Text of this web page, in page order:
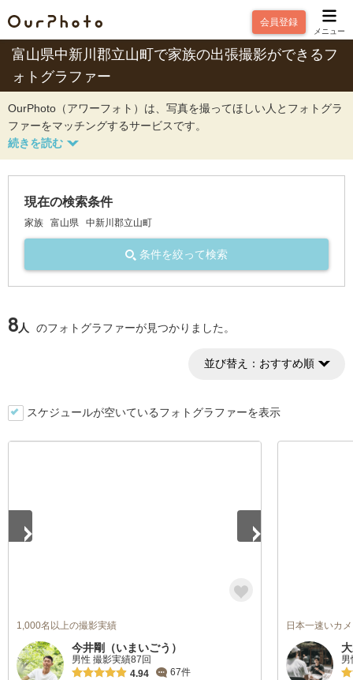
会員登録
メニュー
富山県中新川郡立山町で家族の出張撮影ができるフ
ォトグラファー
OurPhoto（アワーフォト）は、写真を撮ってほしい人とフォトグラ
ファーをマッチングするサービスです。
現在の検索条件
家族 富山県 中新川郡立山町
条件を絞って検索
8人 のフォトグラファーが見つかりました。
並び替え： おすすめ順
スケジュールが空いているフォトグラファーを表示
1,000名以上の撮影実績
今井剛（いまいごう）
男性 撮影実績87回
4.94
67件
日本一速いカ